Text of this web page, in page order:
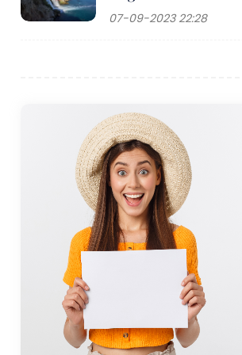
sunarak gezginlerin Tarsus'a trenle
Tarsus tipik bir Akdeniz iklimine
yazlar ve ılık, yağışlı kışlar. Tarsus'u
en iyi zaman havanın sıcak ve güzel
(Nisan-Haziran) ve sonbahar (Eylül-
bu da burayı gezi ve açık hava
kılar. Bu aylarda sıcaklıklar genellikle
derece arasında değişir ve çevredeki
canlı halindedir.
Yaz (Temmuz-Ağustos) oldukça
sıcaklıklar genellikle 35 santigrat
Sıcaklık yoğun olsa da kasabanın
alanları ve sahile yakınlığı serinlemek
07-09-2023 22:28